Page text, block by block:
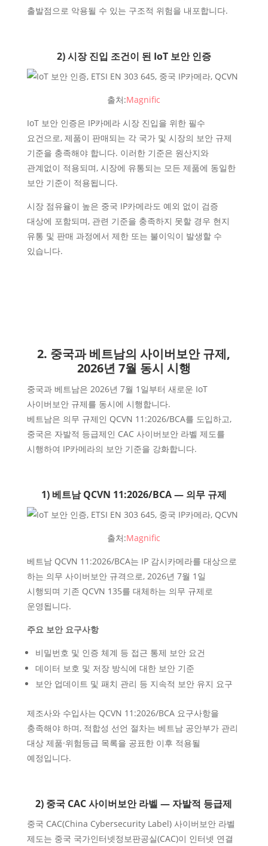
출발점으로 악용될 수 있는 구조적 위험을 내포합니다.
2) 시장 진입 조건이 된 IoT 보안 인증
출처:Magnific
IoT 보안 인증은 IP카메라 시장 진입을 위한 필수
요건으로, 제품이 판매되는 각 국가 및 시장의 보안 규제
기준을 충족해야 합니다. 이러한 기준은 원산지와
관계없이 적용되며, 시장에 유통되는 모든 제품에 동일한
보안 기준이 적용됩니다.
시장 점유율이 높은 중국 IP카메라도 예외 없이 검증
대상에 포함되며, 관련 기준을 충족하지 못할 경우 현지
유통 및 판매 과정에서 제한 또는 불이익이 발생할 수
있습니다.
2. 중국과 베트남의 사이버보안 규제,
2026년 7월 동시 시행
중국과 베트남은 2026년 7월 1일부터 새로운 IoT
사이버보안 규제를 동시에 시행합니다.
베트남은 의무 규제인 QCVN 11:2026/BCA를 도입하고,
중국은 자발적 등급제인 CAC 사이버보안 라벨 제도를
시행하여 IP카메라의 보안 기준을 강화합니다.
1) 베트남 QCVN 11:2026/BCA — 의무 규제
출처:Magnific
베트남 QCVN 11:2026/BCA는 IP 감시카메라를 대상으로
하는 의무 사이버보안 규격으로, 2026년 7월 1일
시행되며 기존 QCVN 135를 대체하는 의무 규제로
운영됩니다.
주요 보안 요구사항
비밀번호 및 인증 체계 등 접근 통제 보안 요건
데이터 보호 및 저장 방식에 대한 보안 기준
보안 업데이트 및 패치 관리 등 지속적 보안 유지 요구
제조사와 수입사는 QCVN 11:2026/BCA 요구사항을
충족해야 하며, 적합성 선언 절차는 베트남 공안부가 관리
대상 제품·위험등급 목록을 공표한 이후 적용될
예정입니다.
2) 중국 CAC 사이버보안 라벨 — 자발적 등급제
중국 CAC(China Cybersecurity Label) 사이버보안 라벨
제도는 중국 국가인터넷정보판공실(CAC)이 인터넷 연결